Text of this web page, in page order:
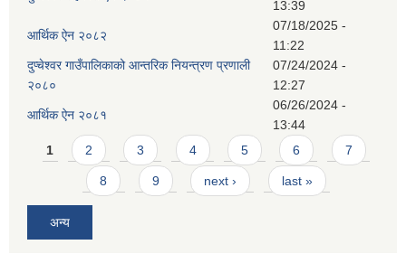
13:39
आर्थिक ऐन २०८२
07/18/2025 -
11:22
दुप्चेश्वर गाउँपालिकाको आन्तरिक नियन्त्रण प्रणाली
२०८०
07/24/2024 -
12:27
आर्थिक ऐन २०८१
06/26/2024 -
13:44
Pages
1 2 3 4 5 6 7
8 9 next › last »
अन्य